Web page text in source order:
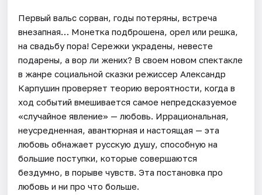
Первый вальс сорван, годы потеряны, встреча
внезапная… Монетка подброшена, орел или решка,
на свадьбу пора! Сережки украдены, невесте
подарены, а вор ли жених? В своем новом спектакле
в жанре социальной сказки режиссер Александр
Карпушин проверяет теорию вероятности, когда в
ход событий вмешивается самое непредсказуемое
«случайное явление» — любовь. Иррациональная,
неусредненная, авантюрная и настоящая — эта
любовь обнажает русскую душу, способную на
большие поступки, которые совершаются
бездумно, в порыве чувств. Эта постановка про
любовь и ни про что больше.